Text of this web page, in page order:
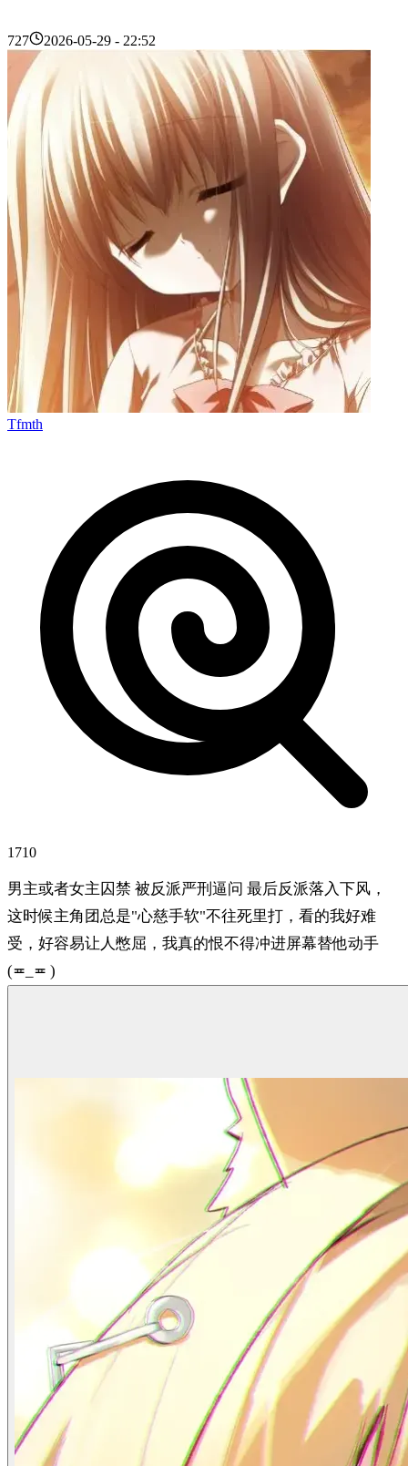
727 2026-05-29 - 22:52
Tfmth
1710
男主或者女主囚禁 被反派严刑逼问 最后反派落入下风，
这时候主角团总是"心慈手软"不往死里打，看的我好难
受，好容易让人憋屈，我真的恨不得冲进屏幕替他动手
(≖_≖ )